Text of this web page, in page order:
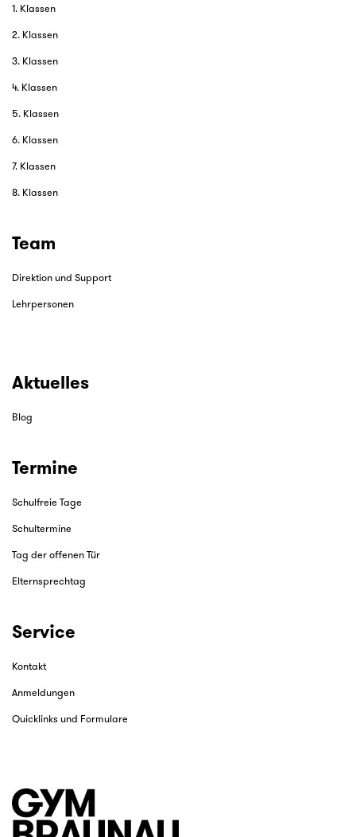
1. Klassen
2. Klassen
3. Klassen
4. Klassen
5. Klassen
6. Klassen
7. Klassen
8. Klassen
Team
Direktion und Support
Lehrpersonen
Aktuelles
Blog
Termine
Schulfreie Tage
Schultermine
Tag der offenen Tür
Elternsprechtag
Service
Kontakt
Anmeldungen
Quicklinks und Formulare